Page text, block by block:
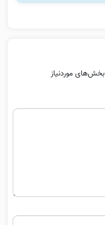
بخش‌های موردنیاز